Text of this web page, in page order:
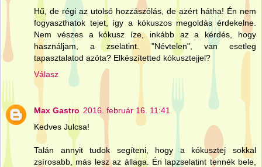
Hű, de régi az utolsó hozzászólás, de azért hátha! Én nem
fogyaszthatok tejet, így a kókuszos megoldás érdekelne.
Nem vészes a kókusz íze, inkább az a kérdés, hogy
használjam, a zselatint. "Névtelen", van esetleg
tapasztalatod azóta? Elkészítetted kókusztejjel?
Válasz
Max Gastro 2016. február 16. 11:41
Kedves Julcsa!
Talán annyit tudok segíteni, hogy a kókusztej sokkal
zsírosabb, más lesz az állaga. Én lapzselatint tennék bele,